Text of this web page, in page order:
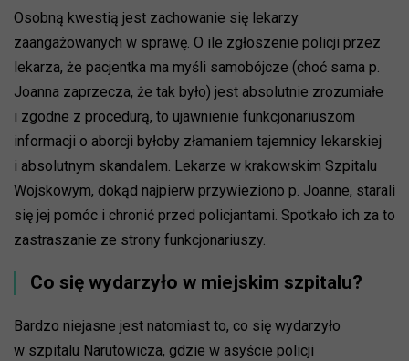
Osobną kwestią jest zachowanie się lekarzy
zaangażowanych w sprawę. O ile zgłoszenie policji przez
lekarza, że pacjentka ma myśli samobójcze (choć sama p.
Joanna zaprzecza, że tak było) jest absolutnie zrozumiałe
i zgodne z procedurą, to ujawnienie funkcjonariuszom
informacji o aborcji byłoby złamaniem tajemnicy lekarskiej
i absolutnym skandalem. Lekarze w krakowskim Szpitalu
Wojskowym, dokąd najpierw przywieziono p. Joanne, starali
się jej pomóc i chronić przed policjantami. Spotkało ich za to
zastraszanie ze strony funkcjonariuszy.
Co się wydarzyło w miejskim szpitalu?
Bardzo niejasne jest natomiast to, co się wydarzyło
w szpitalu Narutowicza, gdzie w asyście policji